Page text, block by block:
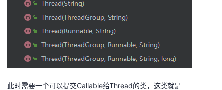
此时需要一个可以提交Callable给Thread的类，这类就是